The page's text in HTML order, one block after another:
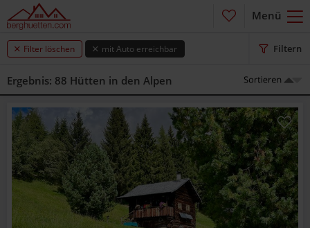
Menü
Kein Filter ausgewählt Filtern
Ergebnis: 88 Hütten in den Alpen
Filter löschen mit Auto erreichbar